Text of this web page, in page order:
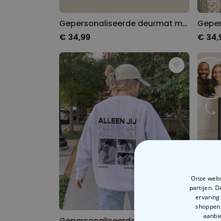
Gepersonaliseerde deurmat met huisdier en naam
€ 34,99
€
Onze
partijen.
ervaring